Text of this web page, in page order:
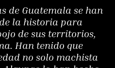
de Guatemala se han
la historia para
de sus territorios,
Han tenido que
no solo machista